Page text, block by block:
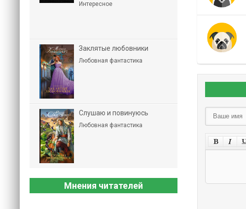
Интересное
Заклятые любовники
Любовная фантастика
Слушаю и повинуюсь
Любовная фантастика
Мнения читателей